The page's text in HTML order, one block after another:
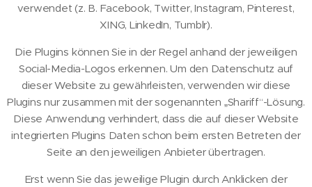
verwendet (z. B. Facebook, Twitter, Instagram, Pinterest,
XING, LinkedIn, Tumblr).
Die Plugins können Sie in der Regel anhand der jeweiligen
Social-Media-Logos erkennen. Um den Datenschutz auf
dieser Website zu gewährleisten, verwenden wir diese
Plugins nur zusammen mit der sogenannten „Shariff“-Lösung.
Diese Anwendung verhindert, dass die auf dieser Website
integrierten Plugins Daten schon beim ersten Betreten der
Seite an den jeweiligen Anbieter übertragen.
Erst wenn Sie das jeweilige Plugin durch Anklicken der